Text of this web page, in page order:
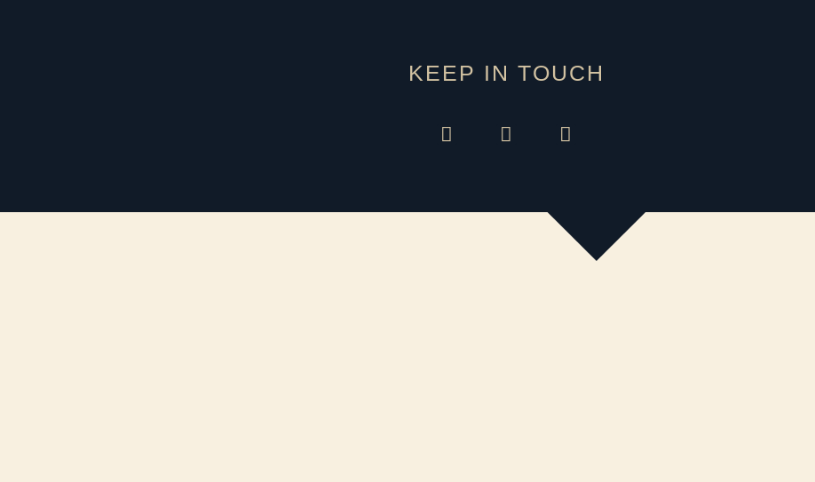
KEEP IN TOUCH